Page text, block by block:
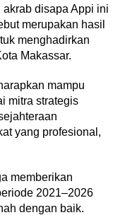
disapa Appi ini
merupakan hasil
menghadirkan
Makassar.
mampu
mitra strategis
yang profesional,
memberikan
2021–2026
dengan baik.